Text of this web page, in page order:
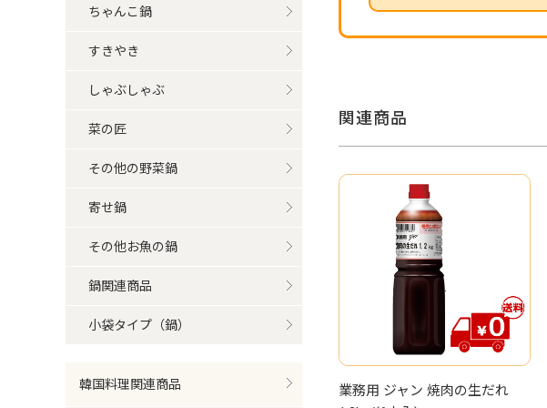
関連商品
業務用 ジャン 焼肉の生だれ
ちゃんこ鍋
すきやき
しゃぶしゃぶ
菜の匠
その他の野菜鍋
寄せ鍋
その他お魚の鍋
鍋関連商品
小袋タイプ（鍋）
韓国料理関連商品